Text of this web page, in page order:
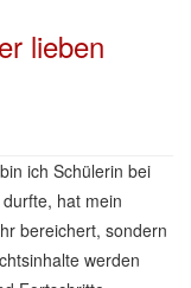
lieben
ich Schülerin bei
hat mein
bereichert, sondern
werden